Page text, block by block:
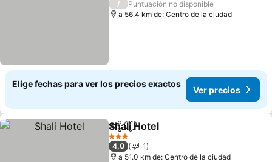
/
Puntuación no disponible
a 56.4 km de: Centro de la ciudad
Elige fechas para ver los precios exactos
Ver precios
CompartirAgregar a favoritos
Shali Hotel
3 Estrellas
4,0
1
a 51.0 km de: Centro de la ciudad